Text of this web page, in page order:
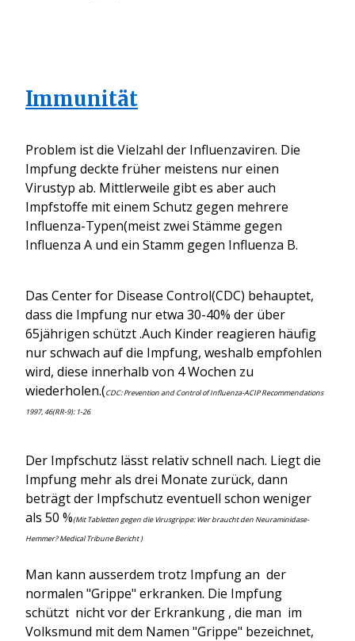
Immunität
Problem ist die Vielzahl der Influenzaviren. Die
Impfung deckte früher meistens nur einen
Virustyp ab. Mittlerweile gibt es aber auch
Impfstoffe mit einem Schutz gegen mehrere
Influenza-Typen(meist zwei Stämme gegen
Influenza A und ein Stamm gegen Influenza B.
Das Center for Disease Control(CDC) behauptet,
dass die Impfung nur etwa 30-40% der über
65jährigen schützt .Auch Kinder reagieren häufig
nur schwach auf die Impfung, weshalb empfohlen
wird, diese innerhalb von 4 Wochen zu
wiederholen.(CDC: Prevention and Control of Influenza-ACIP Recommendations
1997, 46(RR-9): 1-26
Der Impfschutz lässt relativ schnell nach. Liegt die
Impfung mehr als drei Monate zurück, dann
beträgt der Impfschutz eventuell schon weniger
als 50 %(Mit Tabletten gegen die Virusgrippe: Wer braucht den Neuraminidase-
Hemmer? Medical Tribune Bericht )
Man kann ausserdem trotz Impfung an der
normalen "Grippe" erkranken. Die Impfung
schützt nicht vor der Erkrankung , die man im
Volksmund mit dem Namen "Grippe" bezeichnet,